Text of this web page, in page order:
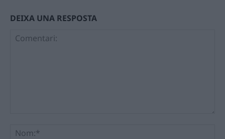
DEIXA UNA RESPOSTA